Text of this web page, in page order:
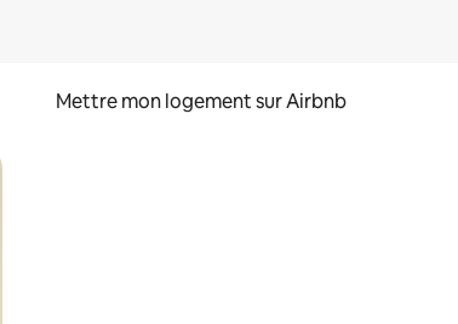
Mettre mon logement sur Airbnb